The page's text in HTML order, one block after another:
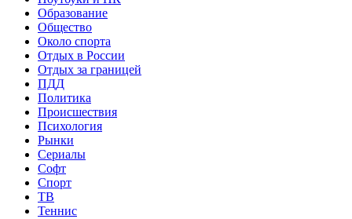
Образование
Общество
Около спорта
Отдых в России
Отдых за границей
ПДД
Политика
Происшествия
Психология
Рынки
Сериалы
Софт
Спорт
ТВ
Теннис